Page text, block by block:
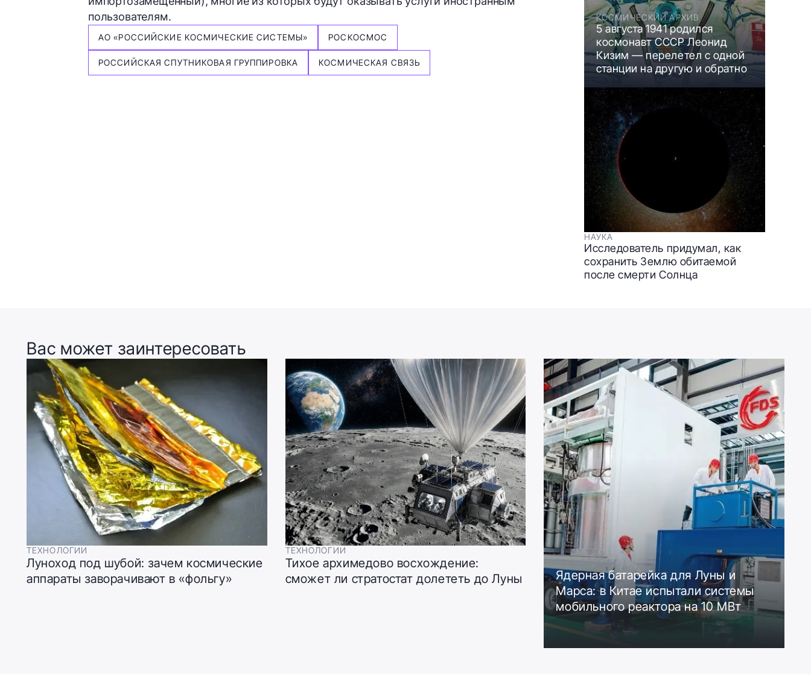
пользователям.
АО «РОССИЙСКИЕ КОСМИЧЕСКИЕ СИСТЕМЫ» РОСКОСМОС
РОССИЙСКАЯ СПУТНИКОВАЯ ГРУППИРОВКА КОСМИЧЕСКАЯ СВЯЗЬ
КОСМИЧЕСКИЙ АРХИВ
5 августа 1941 родился
космонавт СССР Леонид
Кизим — перелетел с одной
станции на другую и обратно
НАУКА
Исследователь придумал, как
сохранить Землю обитаемой
после смерти Солнца
Вас может заинтересовать
ТЕХНОЛОГИИ
Луноход под шубой: зачем космические
аппараты заворачивают в «фольгу»
ТЕХНОЛОГИИ
Тихое архимедово восхождение:
сможет ли стратостат долететь до Луны
ТЕХНОЛОГИИ
Ядерная батарейка для Луны и
Марса: в Китае испытали системы
мобильного реактора на 10 МВт